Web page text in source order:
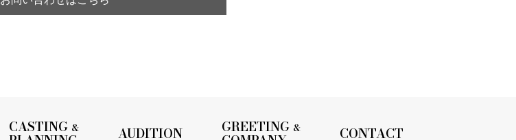
CASTING & AUDITION GREETING & CONTACT